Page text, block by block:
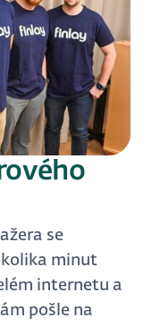
se
minut
internetu a
pošle na